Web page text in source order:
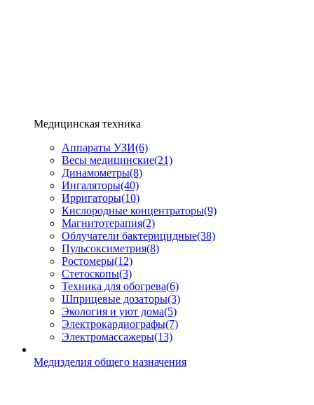
Медицинская техника
Аппараты УЗИ(6)
Весы медицинские(21)
Динамометры(8)
Ингаляторы(40)
Ирригаторы(10)
Кислородные концентраторы(9)
Магнитотерапия(2)
Облучатели бактерицидные(38)
Пульсоксиметрия(8)
Ростомеры(12)
Стетоскопы(3)
Техника для обогрева(6)
Шприцевые дозаторы(3)
Экология и уют дома(5)
Электрокардиографы(7)
Электромассажеры(13)
Медизделия общего назначения